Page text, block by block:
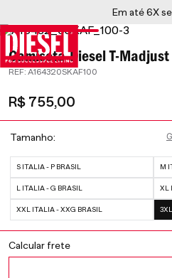
Em até 6X
Camiseta Diesel T-
: A164320SKAF100
R$ 755,00
Tamanho
S ITALIA - P BRASIL M
L ITALIA - G BRASIL XL
XXL ITALIA - XXG BRASIL